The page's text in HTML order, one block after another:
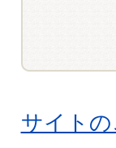
サイト